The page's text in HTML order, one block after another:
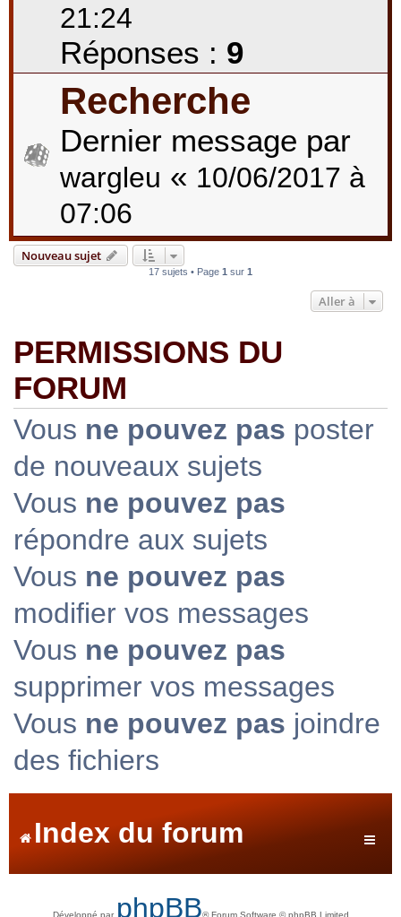
21:24
Réponses : 9
Recherche
Dernier message par
wargleu « 10/06/2017 à
07:06
Nouveau sujet
17 sujets • Page 1 sur 1
Aller à
PERMISSIONS DU
FORUM
Vous ne pouvez pas poster
de nouveaux sujets
Vous ne pouvez pas
répondre aux sujets
Vous ne pouvez pas
modifier vos messages
Vous ne pouvez pas
supprimer vos messages
Vous ne pouvez pas joindre
des fichiers
Index du forum
Développé par phpBB® Forum Software © phpBB Limited